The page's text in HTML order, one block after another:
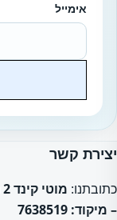
אימייל
יצירת קשר
כתובתנו:
– מיקוד: 7638519